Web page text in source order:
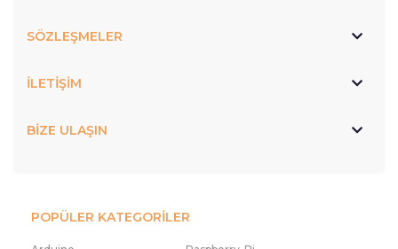
SÖZLEŞMELER
İLETİŞİM
BİZE ULAŞIN
POPÜLER KATEGORİLER